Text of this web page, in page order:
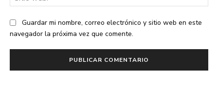
Guardar mi nombre, correo electrónico y sitio web en este
navegador la próxima vez que comente.